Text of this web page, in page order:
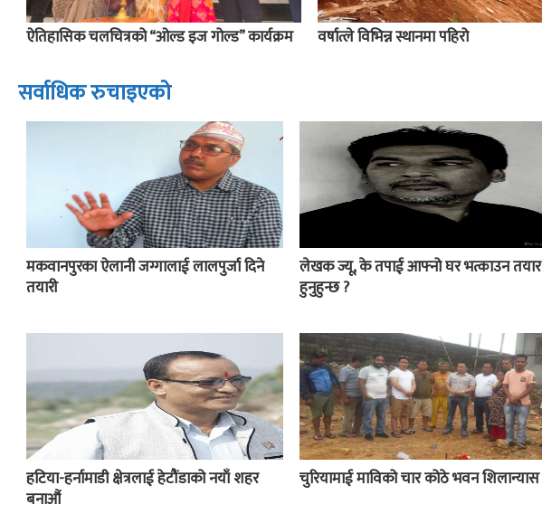
ऐतिहासिक चलचित्रको “ओल्ड इज गोल्ड” कार्यक्रम वर्षात्ले विभिन्न स्थानमा पहिरो
सर्वाधिक रुचाइएको
मकवानपुरका ऐलानी जग्गालाई लालपुर्जा दिने
तयारी
लेखक ज्यू, के तपाई आफ्नो घर भत्काउन तयार
हुनुहुन्छ ?
हटिया-हर्नामाडी क्षेत्रलाई हेटौंडाको नयाँ शहर
बनाऔं
चुरियामाई माविको चार कोठे भवन शिलान्यास